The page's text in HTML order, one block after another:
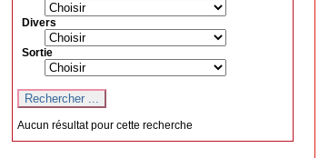
Divers
Sortie
Aucun résultat pour cette recherche